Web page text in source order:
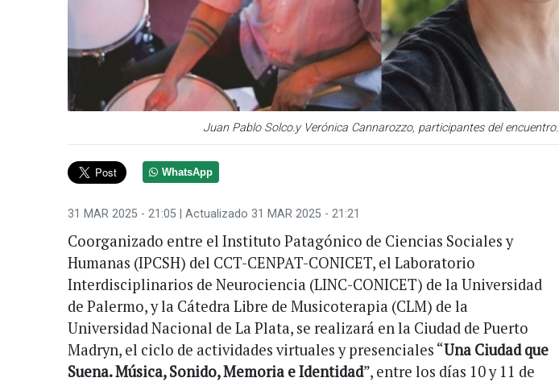
Juan Pablo Solco.y Verónica Cannarozzo, participantes del encuentro.
WhatsApp
31 MAR 2025 - 21:05 | Actualizado 31 MAR 2025 - 21:21
Coorganizado entre el Instituto Patagónico de Ciencias Sociales y
Humanas (IPCSH) del CCT-CENPAT-CONICET, el Laboratorio
Interdisciplinarios de Neurociencia (LINC-CONICET) de la Universidad
de Palermo, y la Cátedra Libre de Musicoterapia (CLM) de la
Universidad Nacional de La Plata, se realizará en la Ciudad de Puerto
Madryn, el ciclo de actividades virtuales y presenciales “Una Ciudad que
Suena. Música, Sonido, Memoria e Identidad”, entre los días 10 y 11 de